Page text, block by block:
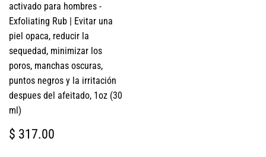
activado para hombres -
Exfoliating Rub | Evitar una
piel opaca, reducir la
sequedad, minimizar los
poros, manchas oscuras,
puntos negros y la irritación
despues del afeitado, 1oz (30
ml)
PRECIO
HABITUAL
$ 317.00